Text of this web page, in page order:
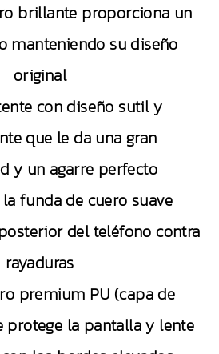
brillante proporciona un
manteniendo su diseño
original
con diseño sutil y
que le da una gran
y un agarre perfecto
funda de cuero suave
del teléfono contra
rayaduras
premium PU (capa de
protege la pantalla y lente